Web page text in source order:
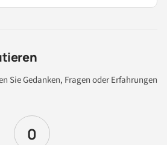
Sie Gedanken, Fragen oder Erfahrungen
0